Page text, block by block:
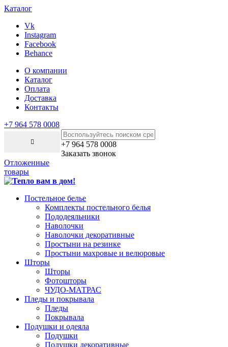
Каталог
Vk
Instagram
Facebook
Behance
О компании
Каталог
Оплата
Доставка
Контакты
+7 964 578 0008
+7 964 578 0008
Заказать звонок
Отложенные
товары
Постельное белье
Комплекты постельного белья
Пододеяльники
Наволочки
Наволочки декоративные
Простыни на резинке
Простыни махровые и велюровые
Шторы
Шторы
Фотошторы
ЧУДО-МАТРАС
Пледы и покрывала
Пледы
Покрывала
Подушки и одеяла
Подушки
Подушки декоративные